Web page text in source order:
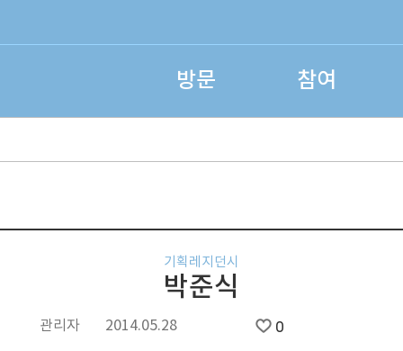
방문 참여
기획레지던시
박준식
관리자 2014.05.28 0